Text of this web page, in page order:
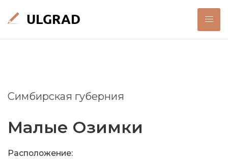
Симбирская губерния
Малые Озимки
Расположение: